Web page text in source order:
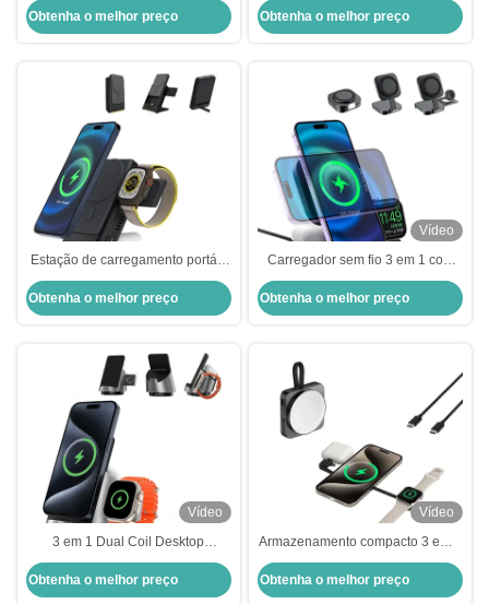
Carregamento 3 em 1
Obtenha o melhor preço
relógio e fones de ouvido do
iPhone
Obtenha o melhor preço
Estação de carregamento portátil
sem fio de viagem Power Bank 3
em 1 carregador sem fio
Obtenha o melhor preço
Vídeo
Carregador sem fio 3 em 1 com
carregador de relógio oculto para
eficiência de espaço
Obtenha o melhor preço
Vídeo
3 em 1 Dual Coil Desktop
Wireless Charger Dock com efeito
de luz RGB
Obtenha o melhor preço
Vídeo
Armazenamento compacto 3 em 1
Carregador Magsafe para fones
de ouvido de conexão tipo C
Obtenha o melhor preço